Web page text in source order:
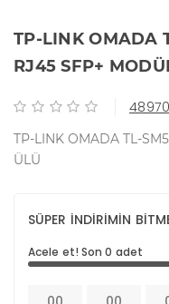
TP-LINK OMADA
RJ45 SFP+
TP-LINK OMADA TL-
ÜLÜ
SÜPER İNDİRİMİN
Acele et! Son 0 adet